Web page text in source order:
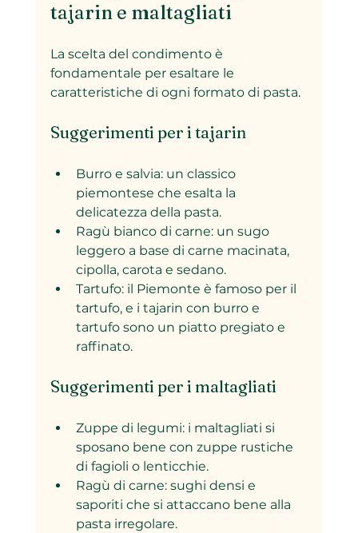
tajarin e maltagliati
La scelta del condimento è
fondamentale per esaltare le
caratteristiche di ogni formato di pasta.
Suggerimenti per i tajarin
Burro e salvia: un classico
piemontese che esalta la
delicatezza della pasta.
Ragù bianco di carne: un sugo
leggero a base di carne macinata,
cipolla, carota e sedano.
Tartufo: il Piemonte è famoso per il
tartufo, e i tajarin con burro e
tartufo sono un piatto pregiato e
raffinato.
Suggerimenti per i maltagliati
Zuppe di legumi: i maltagliati si
sposano bene con zuppe rustiche
di fagioli o lenticchie.
Ragù di carne: sughi densi e
saporiti che si attaccano bene alla
pasta irregolare.